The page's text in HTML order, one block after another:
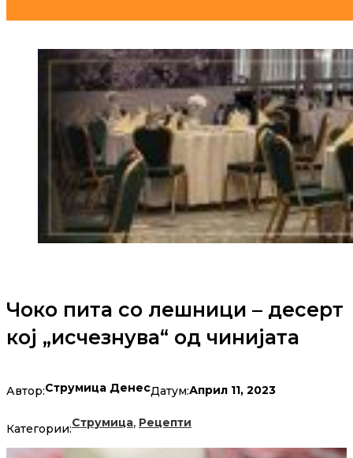
Чоко пита со лешници – десерт
кој „исчезнува“ од чинијата
Автор:Струмица ДенесДатум:Април 11, 2023
Категории:Струмица, Рецепти